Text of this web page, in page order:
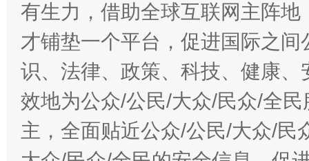
有生力，借助全球互联网主阵
才铺垫一个平台，促进国际之
识、法律、政策、科技、健康
效地为公众/公民/大众/民众/全
主，全面贴近公众/公民/大众/民